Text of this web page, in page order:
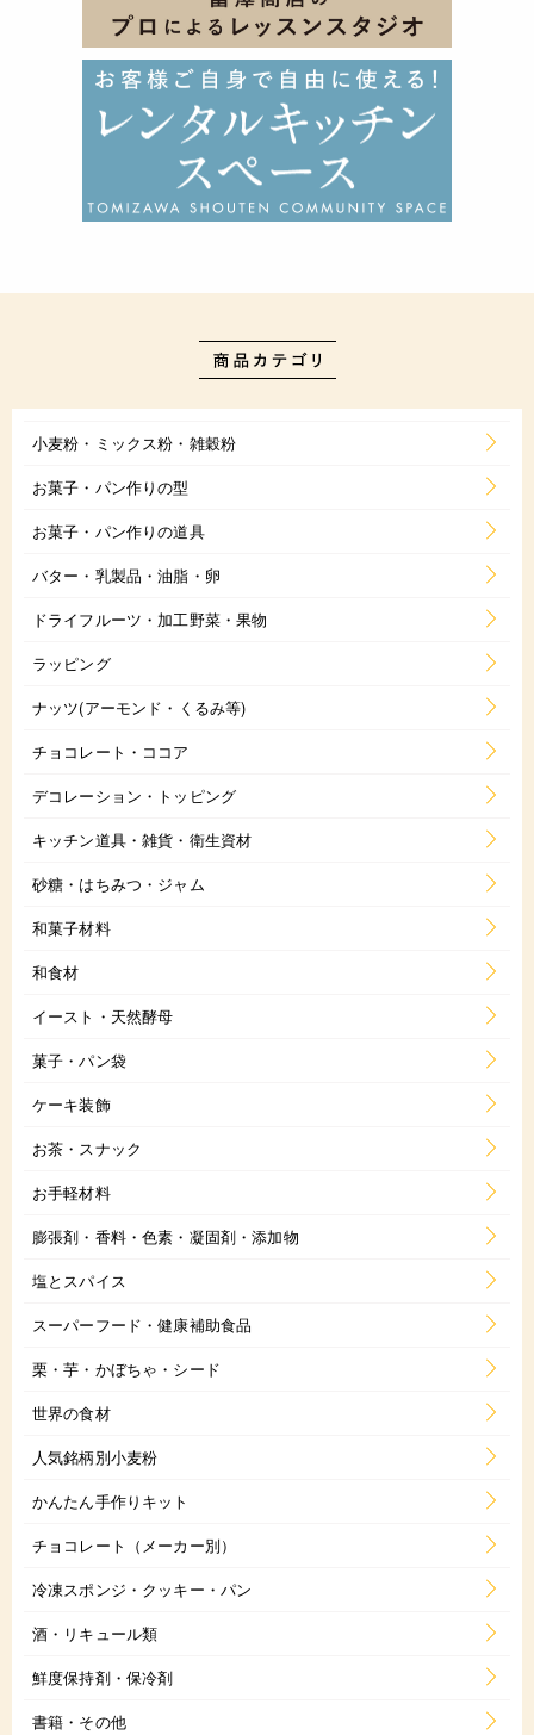
小麦粉・ミックス粉・雑穀粉
お菓子・パン作りの型
お菓子・パン作りの道具
バター・乳製品・油脂・卵
ドライフルーツ・加工野菜・果物
ラッピング
ナッツ(アーモンド・くるみ等)
チョコレート・ココア
デコレーション・トッピング
キッチン道具・雑貨・衛生資材
砂糖・はちみつ・ジャム
和菓子材料
和食材
イースト・天然酵母
菓子・パン袋
ケーキ装飾
お茶・スナック
お手軽材料
膨張剤・香料・色素・凝固剤・添加物
塩とスパイス
スーパーフード・健康補助食品
栗・芋・かぼちゃ・シード
世界の食材
人気銘柄別小麦粉
かんたん手作りキット
チョコレート（メーカー別）
冷凍スポンジ・クッキー・パン
酒・リキュール類
鮮度保持剤・保冷剤
書籍・その他